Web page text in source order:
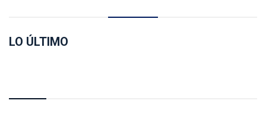
LO ÚLTIMO